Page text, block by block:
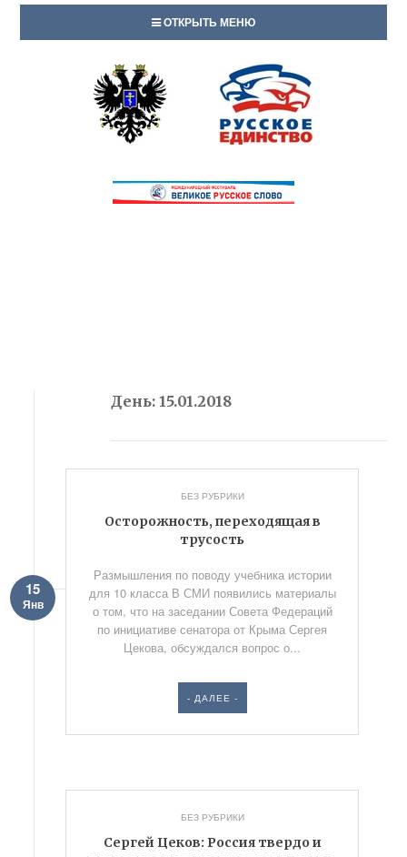
ОТКРЫТЬ МЕНЮ
День:15.01.2018
БЕЗ РУБРИКИ
Осторожность, переходящая в
трусость
15
Янв
Размышления по поводу учебника истории
для 10 класса В СМИ появились материалы
о том, что на заседании Совета Федераций
по инициативе сенатора от Крыма Сергея
Цекова, обсуждался вопрос о...
- ДАЛЕЕ -
БЕЗ РУБРИКИ
Сергей Цеков: Россия твердо и